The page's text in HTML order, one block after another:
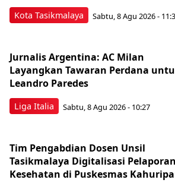
Kota Tasikmalaya Sabtu, 8 Agu 2026 -
Liga Italia
Jurnalis Argentina: AC Milan
Layangkan Tawaran Perdana
Leandro Paredes
Sabtu, 8 Agu 2026 - 10:27
Tim Pengabdian Dosen Unsil
Tasikmalaya Digitalisasi Pelaporan
Kesehatan di Puskesmas